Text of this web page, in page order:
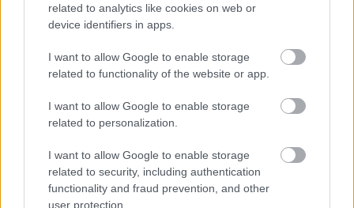
related to analytics like cookies on web or
device identifiers in apps.
I want to allow Google to enable storage
related to functionality of the website or app.
I want to allow Google to enable storage
related to personalization.
I want to allow Google to enable storage
related to security, including authentication
functionality and fraud prevention, and other
user protection.
“Egy idő után a macskád azt fogja csinálni, amit te”